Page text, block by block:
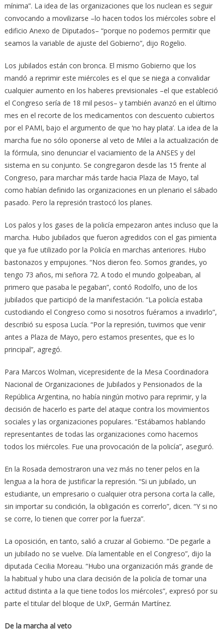
mínima”. La idea de las organizaciones que los nuclean es seguir
convocando a movilizarse –lo hacen todos los miércoles sobre el
edificio Anexo de Diputados– “porque no podemos permitir que
seamos la variable de ajuste del Gobierno”, dijo Rogelio.
Los jubilados están con bronca. El mismo Gobierno que los
mandó a reprimir este miércoles es el que se niega a convalidar
cualquier aumento en los haberes previsionales –el que estableció
el Congreso sería de 18 mil pesos– y también avanzó en el último
mes en el recorte de los medicamentos con descuento cubiertos
por el PAMI, bajo el argumento de que ‘no hay plata’. La idea de la
marcha fue no sólo oponerse al veto de Milei a la actualización de
la fórmula, sino denunciar el vaciamiento de la ANSES y del
sistema en su conjunto. Se congregaron desde las 15 frente al
Congreso, para marchar más tarde hacia Plaza de Mayo, tal
como habían definido las organizaciones en un plenario el sábado
pasado. Pero la represión trastocó los planes.
Los palos y los gases de la policía empezaron antes incluso que la
marcha. Hubo jubilados que fueron agredidos con el gas pimienta
que ya fue utilizado por la Policía en marchas anteriores. Hubo
bastonazos y empujones. “Nos dieron feo. Somos grandes, yo
tengo 73 años, mi señora 72. A todo el mundo golpeaban, al
primero que pasaba le pegaban”, contó Rodolfo, uno de los
jubilados que participó de la manifestación. “La policía estaba
custodiando el Congreso como si nosotros fuéramos a invadirlo”,
describió su esposa Lucía. “Por la represión, tuvimos que venir
antes a Plaza de Mayo, pero estamos presentes, que es lo
principal”, agregó.
Para Marcos Wolman, vicepresidente de la Mesa Coordinadora
Nacional de Organizaciones de Jubilados y Pensionados de la
República Argentina, no había ningún motivo para reprimir, y la
decisión de hacerlo es parte del ataque contra los movimientos
sociales y las organizaciones populares. “Estábamos hablando
representantes de todas las organizaciones como hacemos
todos los miércoles. Fue una provocación de la policía”, aseguró.
En la Rosada demostraron una vez más no tener pelos en la
lengua a la hora de justificar la represión. “Si un jubilado, un
estudiante, un empresario o cualquier otra persona corta la calle,
sin importar su condición, la obligación es correrlo”, dicen. “Y si no
se corre, lo tienen que correr por la fuerza”.
La oposición, en tanto, salió a cruzar al Gobierno. “De pegarle a
un jubilado no se vuelve. Día lamentable en el Congreso”, dijo la
diputada Cecilia Moreau. “Hubo una organización más grande de
la habitual y hubo una clara decisión de la policía de tomar una
actitud distinta a la que tiene todos los miércoles”, expresó por su
parte el titular del bloque de UxP, Germán Martínez.
De la marcha al veto